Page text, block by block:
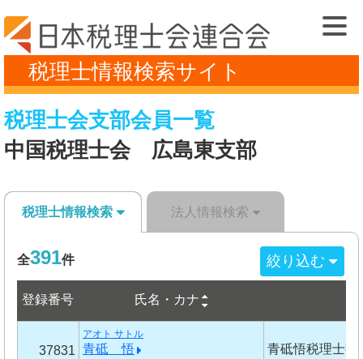
税理士情報検索サイト
税理士会支部会員一覧
中国税理士会 広島東支部
税理士情報検索 法人情報検索
全391件 絞り込む
登録番号 氏名・カナ
37831
アオト サトル
青砥 悟 青砥悟税理士事